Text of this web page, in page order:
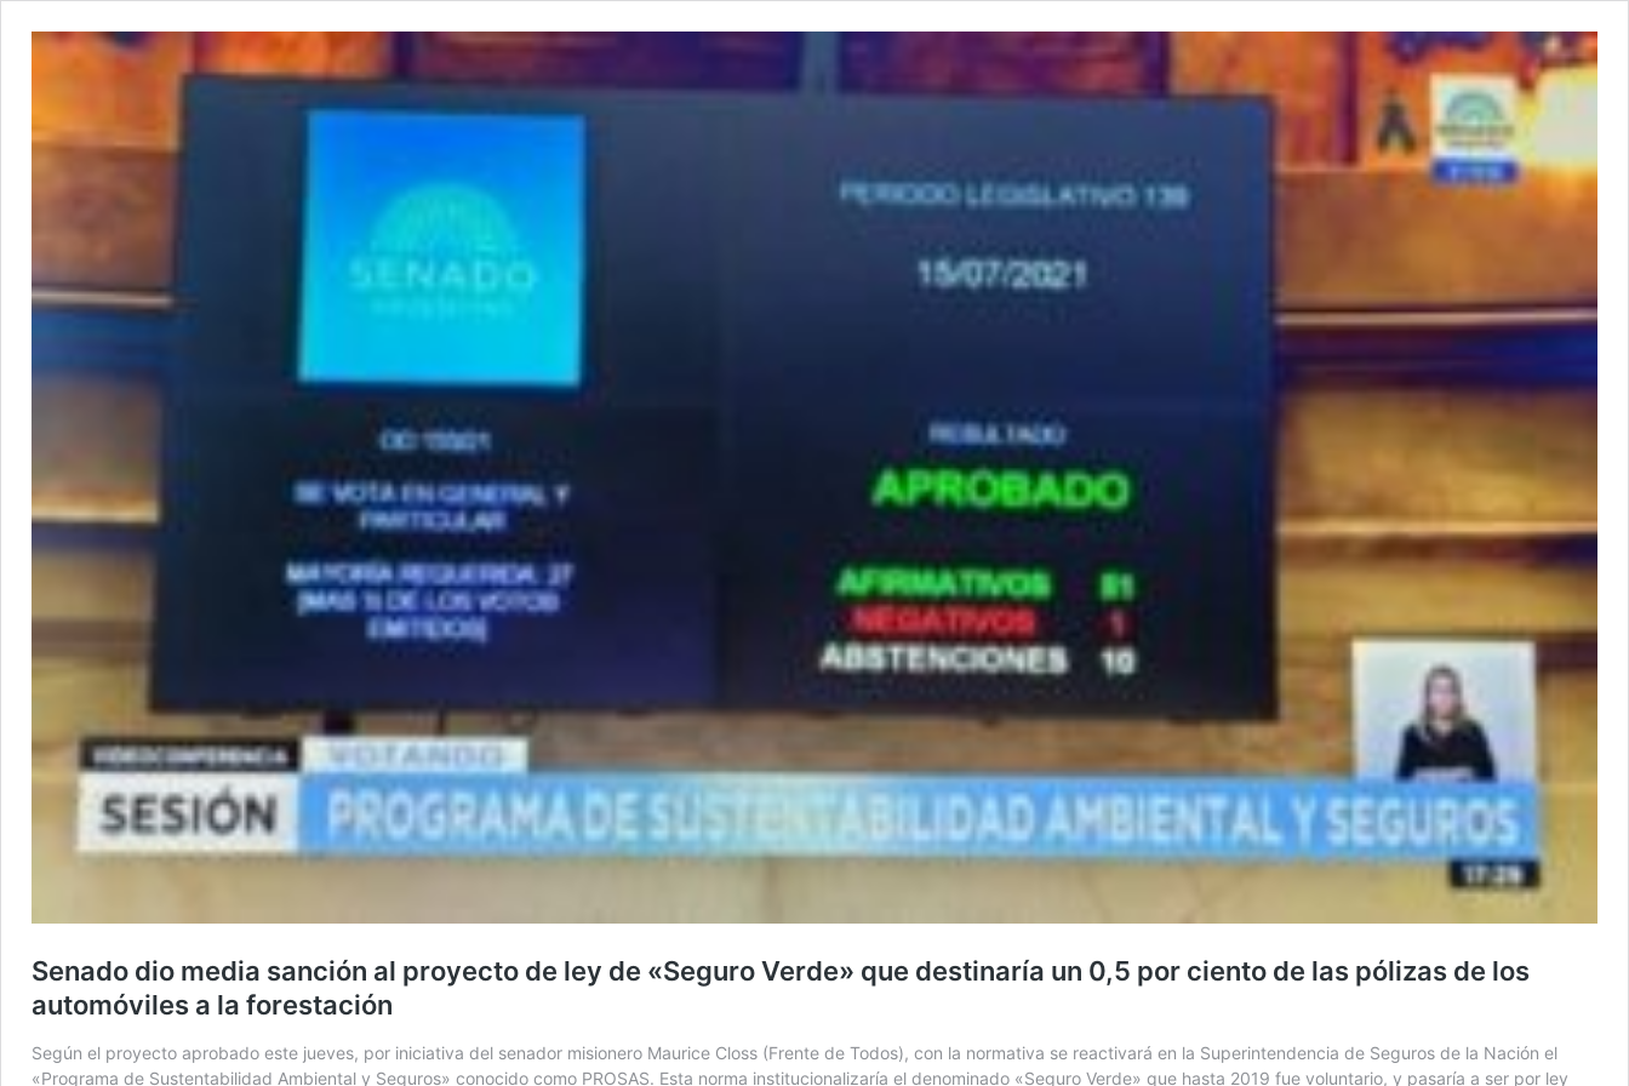
Senado dio media sanción al proyecto de ley de «Seguro Verde» que destinaría un 0,5 por ciento de las pólizas de los
automóviles a la forestación
Según el proyecto aprobado este jueves, por iniciativa del senador misionero Maurice Closs (Frente de Todos), con la normativa se reactivará en la Superintendencia de Seguros de la Nación el
«Programa de Sustentabilidad Ambiental y Seguros» conocido como PROSAS. Esta norma institucionalizaría el denominado «Seguro Verde» que hasta 2019 fue voluntario, y pasaría a ser por ley